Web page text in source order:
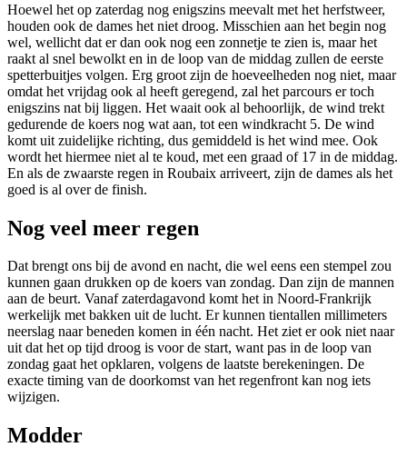
Hoewel het op zaterdag nog enigszins meevalt met het herfstweer,
houden ook de dames het niet droog. Misschien aan het begin nog
wel, wellicht dat er dan ook nog een zonnetje te zien is, maar het
raakt al snel bewolkt en in de loop van de middag zullen de eerste
spetterbuitjes volgen. Erg groot zijn de hoeveelheden nog niet, maar
omdat het vrijdag ook al heeft geregend, zal het parcours er toch
enigszins nat bij liggen. Het waait ook al behoorlijk, de wind trekt
gedurende de koers nog wat aan, tot een windkracht 5. De wind
komt uit zuidelijke richting, dus gemiddeld is het wind mee. Ook
wordt het hiermee niet al te koud, met een graad of 17 in de middag.
En als de zwaarste regen in Roubaix arriveert, zijn de dames als het
goed is al over de finish.
Nog veel meer regen
Dat brengt ons bij de avond en nacht, die wel eens een stempel zou
kunnen gaan drukken op de koers van zondag. Dan zijn de mannen
aan de beurt. Vanaf zaterdagavond komt het in Noord-Frankrijk
werkelijk met bakken uit de lucht. Er kunnen tientallen millimeters
neerslag naar beneden komen in één nacht. Het ziet er ook niet naar
uit dat het op tijd droog is voor de start, want pas in de loop van
zondag gaat het opklaren, volgens de laatste berekeningen. De
exacte timing van de doorkomst van het regenfront kan nog iets
wijzigen.
Modder